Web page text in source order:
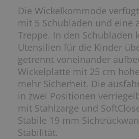
Die Wickelkommode
mit 5 Schubladen und eine
Treppe. In den Schubladen
Utensilien für die Kinder
getrennt voneinander
Wickelplatte mit 25 cm
mehr Sicherheit. Die
in zwei Positionen
mit Stahlzarge und
Stabile 19 mm
Stabilität.